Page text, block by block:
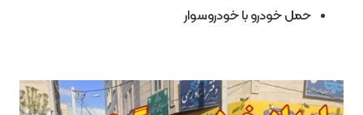
حمل خودرو با خودروسوار